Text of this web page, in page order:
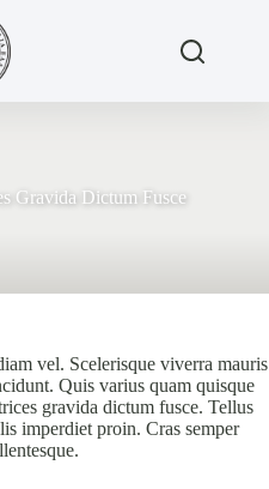
Gravida Dictum Fusce
vel. Scelerisque viverra mauris
Quis varius quam quisque
gravida dictum fusce. Tellus
imperdiet proin. Cras semper